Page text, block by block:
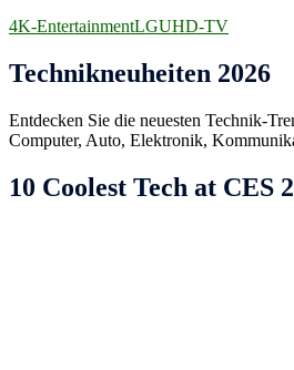
TV
LG:
pures
Entertainment
4K-EntertainmentLGUHD-TV
Technikneuheiten 2026
Entdecken Sie die neuesten Technik-
Computer, Auto, Elektronik,
10 Coolest Tech at CES